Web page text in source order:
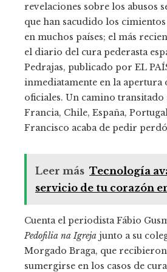
revelaciones sobre los abusos
que han sacudido los
en muchos países; el más
el diario del cura pederasta
Pedrajas, publicado por EL
inmediatamente en la apertura
oficiales. Un camino transitado
Francia, Chile, España,
Francisco acaba de pedir
Leer más Tecnología
servicio de tu corazón
Cuenta el periodista Fábio
Pedofilia na Igreja junto a su
Morgado Braga, que
sumergirse en los casos de